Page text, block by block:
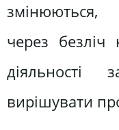
змінюються,
через безліч
діяльності
вирішувати